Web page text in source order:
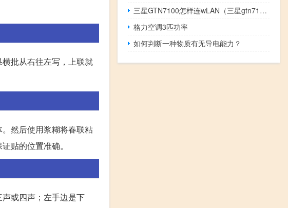
批从右往左写，上联就
然后使用浆糊将春联粘
贴的位置准确。
或四声；左手边是下
三星GTN7100怎样连wLAN（三星gtn7100）
格力空调3匹功率
如何判断一种物质有无导电能力？